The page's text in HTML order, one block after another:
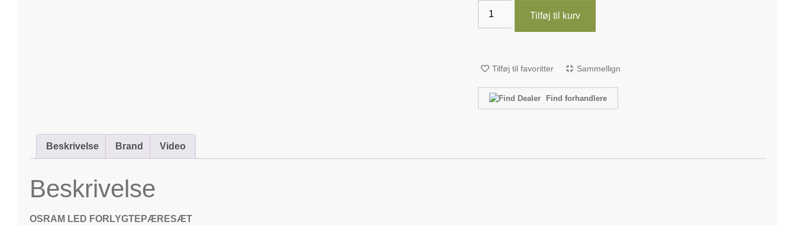
Tilføj til kurv
Tilføj til favoritter Sammellign
Find forhandlere
Beskrivelse Brand Video
Beskrivelse
OSRAM LED FORLYGTEPÆRESÆT